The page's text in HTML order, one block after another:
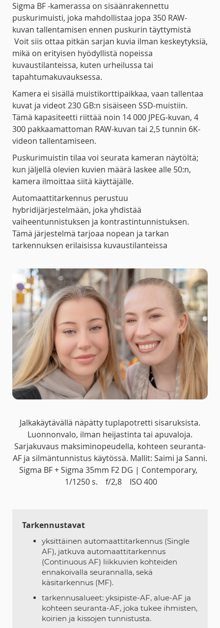
Sigma BF -kamerassa on sisäänrakennettu
puskurimuisti, joka mahdollistaa jopa 350 RAW-
kuvan tallentamisen ennen puskurin täyttymistä
Voit siis ottaa pitkän sarjan kuvia ilman keskeytyksiä,
mikä on erityisen hyödyllistä nopeissa
kuvaustilanteissa, kuten urheilussa tai
tapahtumakuvauksessa.
Kamera ei sisällä muistikorttipaikkaa, vaan tallentaa
kuvat ja videot 230 GB:n sisäiseen SSD-muistiin.
Tämä kapasiteetti riittää noin 14 000 JPEG-kuvan, 4
300 pakkaamattoman RAW-kuvan tai 2,5 tunnin 6K-
videon tallentamiseen.
Puskurimuistin tilaa voi seurata kameran näytöltä;
kun jäljellä olevien kuvien määrä laskee alle 50:n,
kamera ilmoittaa siitä käyttäjälle.
Automaattitarkennus perustuu
hybridijärjestelmään, joka yhdistää
vaiheentunnistuksen ja kontrastintunnistuksen.
Tämä järjestelmä tarjoaa nopean ja tarkan
tarkennuksen erilaisissa kuvaustilanteissa
Jalkakäytävällä näpätty tuplapotretti sisaruksista.
Luonnonvalo, ilman heijastinta tai apuvaloja.
Sarjakuvaus maksiminopeudella, kohteen seuranta-
AF ja silmäntunnistus käytössä. Mallit: Saimi ja Sanni.
Sigma BF + Sigma 35mm F2 DG | Contemporary,
1/1250 s. f/2,8 ISO 400
Tarkennustavat
yksittäinen automaattitarkennus (Single
AF), jatkuva automaattitarkennus
(Continuous AF) liikkuvien kohteiden
ennakoivalla seurannalla, sekä
käsitarkennus (MF).
tarkennusalueet: yksipiste-AF, alue-AF ja
kohteen seuranta-AF, joka tukee ihmisten,
koirien ja kissojen tunnistusta.